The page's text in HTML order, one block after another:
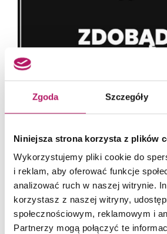
Zgoda Szczegóły
Niniejsza strona korzysta z plików
Wykorzystujemy pliki cookie do
i reklam, aby oferować funkcje
analizować ruch w naszej witrynie.
korzystasz z naszej witryny,
społecznościowym, reklamowym i
Partnerzy mogą połączyć te